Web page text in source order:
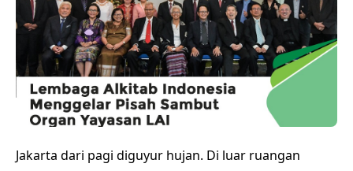
Jakarta dari pagi diguyur hujan. Di luar ruangan